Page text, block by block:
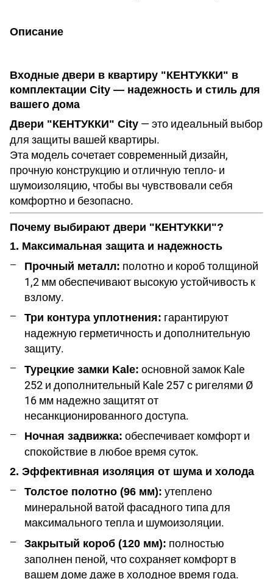
Описание
Входные двери в квартиру "КЕНТУККИ" в
комплектации City — надежность и стиль для
вашего дома
Двери "КЕНТУККИ" City — это идеальный выбор
для защиты вашей квартиры.
Эта модель сочетает современный дизайн,
прочную конструкцию и отличную тепло- и
шумоизоляцию, чтобы вы чувствовали себя
комфортно и безопасно.
Почему выбирают двери "КЕНТУККИ"?
1. Максимальная защита и надежность
Прочный металл: полотно и короб толщиной
1,2 мм обеспечивают высокую устойчивость к
взлому.
Три контура уплотнения: гарантируют
надежную герметичность и дополнительную
защиту.
Турецкие замки Kale: основной замок Kale
252 и дополнительный Kale 257 с ригелями Ø
16 мм надежно защитят от
несанкционированного доступа.
Ночная задвижка: обеспечивает комфорт и
спокойствие в любое время суток.
2. Эффективная изоляция от шума и холода
Толстое полотно (96 мм): утеплено
минеральной ватой фасадного типа для
максимального тепла и шумоизоляции.
Закрытый короб (120 мм): полностью
заполнен пеной, что сохраняет комфорт в
вашем доме даже в холодное время года.